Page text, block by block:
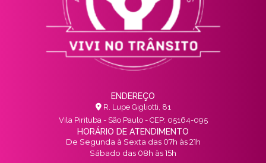
ENDEREÇO
R. Lupe Gigliotti, 81
Vila Pirituba - São Paulo - CEP: 05164-095
HORÁRIO DE ATENDIMENTO
De Segunda à Sexta das 07h às 21h
Sábado das 08h às 15h